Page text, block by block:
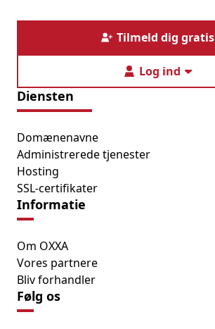
Tilmeld dig gratis
Log ind
Diensten
Domænenavne
Administrerede tjenester
Hosting
SSL-certifikater
Informatie
Om OXXA
Vores partnere
Bliv forhandler
Følg os